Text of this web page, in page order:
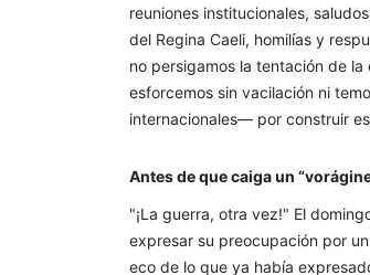
reuniones institucionales,
del Regina Caeli, homilías y
no persigamos la tentación de
esforcemos sin vacilación ni
internacionales— por construir
Antes de que caiga un
"¡La guerra, otra vez!" El
expresar su preocupación por
eco de lo que ya había